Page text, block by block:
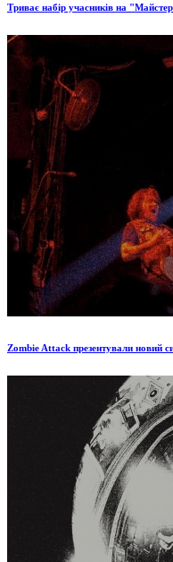
Триває набір учасників на
Zombie Attack презентували новий